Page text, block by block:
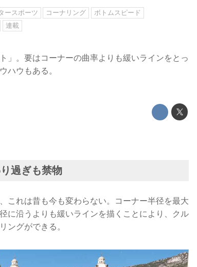
ースポーツ コーナリング
ボトムスピード
連載
」。要はコーナーの曲率よりも緩いラインをとっ
ハウもある。
過ぎも禁物
これは昔も今も変わらない。コーナー半径を最大
に沿うよりも緩いラインを描くことにより、クル
ングができる。